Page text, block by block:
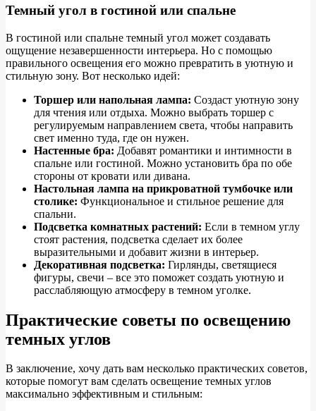
Темный угол в гостиной или спальне
В гостиной или спальне темный угол может создавать
ощущение незавершенности интерьера. Но с помощью
правильного освещения его можно превратить в уютную и
стильную зону. Вот несколько идей:
Торшер или напольная лампа: Создаст уютную зону
для чтения или отдыха. Можно выбрать торшер с
регулируемым направлением света, чтобы направить
свет именно туда, где он нужен.
Настенные бра: Добавят романтики и интимности в
спальне или гостиной. Можно установить бра по обе
стороны от кровати или дивана.
Настольная лампа на прикроватной тумбочке или
столике: Функциональное и стильное решение для
спальни.
Подсветка комнатных растений: Если в темном углу
стоят растения, подсветка сделает их более
выразительными и добавит жизни в интерьер.
Декоративная подсветка: Гирлянды, светящиеся
фигуры, свечи – все это поможет создать уютную и
расслабляющую атмосферу в темном уголке.
Практические советы по освещению
темных углов
В заключение, хочу дать вам несколько практических советов,
которые помогут вам сделать освещение темных углов
максимально эффективным и стильным: